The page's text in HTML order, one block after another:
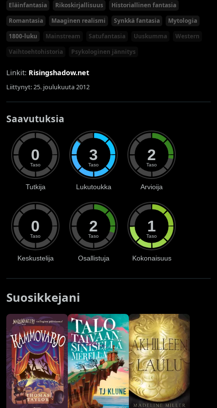
Eläinfantasia
Rikoskirjallisuus
Historiallinen fantasia
Romantasia
Maaginen realismi Synkkä fantasia
Mytologia
1800-luku
Mainstream Satufantasia Uuskumma
Western
Vaihtoehtohistoria
Psykologinen jännitys
Linkit: Risingshadow.net
Liittynyt: 25. joulukuuta 2012
Saavutuksia
0
Taso
Tutkija
3
Taso
Lukutoukka
2
Taso
Arvioija
0
Taso
Keskustelija
2
Taso
Osallistuja
1
Taso
Kokonaisuus
Suosikkejani